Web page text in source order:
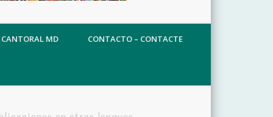
CANTORAL MD CONTACTO – CONTACTE